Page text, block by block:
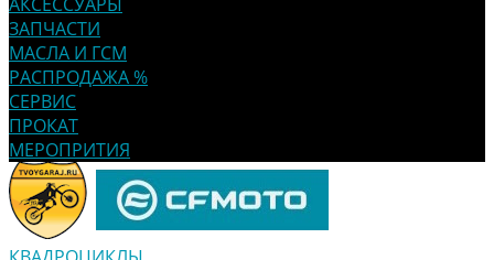
ЗАПЧАСТИ
МАСЛА И ГСМ
РАСПРОДАЖА %
СЕРВИС
ПРОКАТ
МЕРОПРИТИЯ